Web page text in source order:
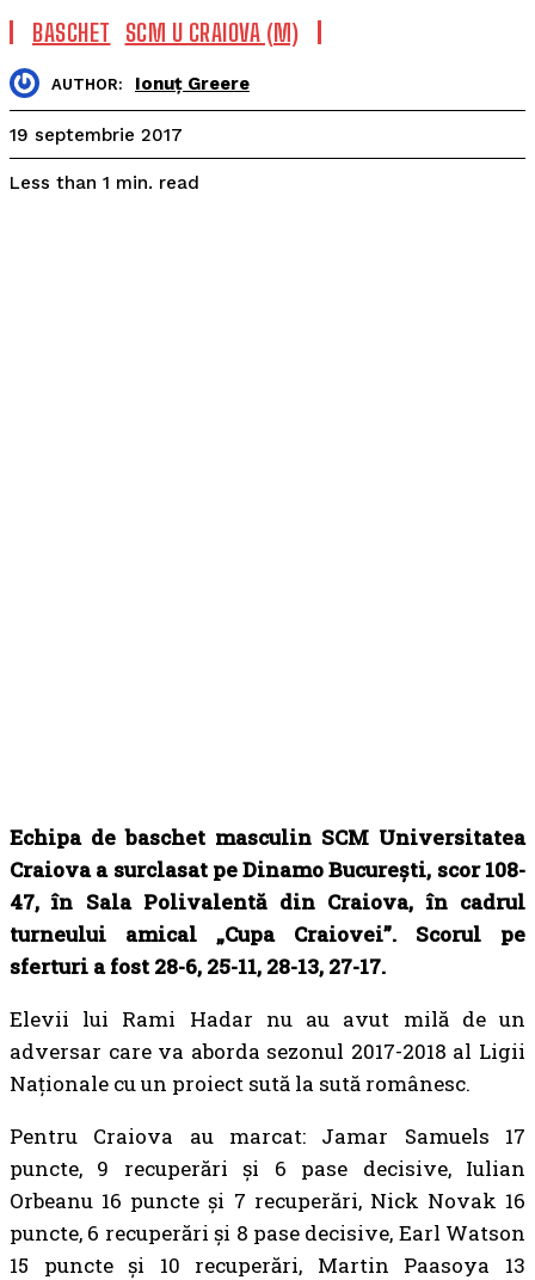
BASCHET SCM U CRAIOVA (M)
AUTHOR: Ionuț Greere
19 septembrie 2017
Less than 1 min. read
Echipa de baschet masculin SCM Universitatea
Craiova a surclasat pe Dinamo București, scor 108-
47, în Sala Polivalentă din Craiova, în cadrul
turneului amical „Cupa Craiovei”. Scorul pe
sferturi a fost 28-6, 25-11, 28-13, 27-17.
Elevii lui Rami Hadar nu au avut milă de un
adversar care va aborda sezonul 2017-2018 al Ligii
Naționale cu un proiect sută la sută românesc.
Pentru Craiova au marcat: Jamar Samuels 17
puncte, 9 recuperări și 6 pase decisive, Iulian
Orbeanu 16 puncte și 7 recuperări, Nick Novak 16
puncte, 6 recuperări și 8 pase decisive, Earl Watson
15 puncte și 10 recuperări, Martin Paasoya 13